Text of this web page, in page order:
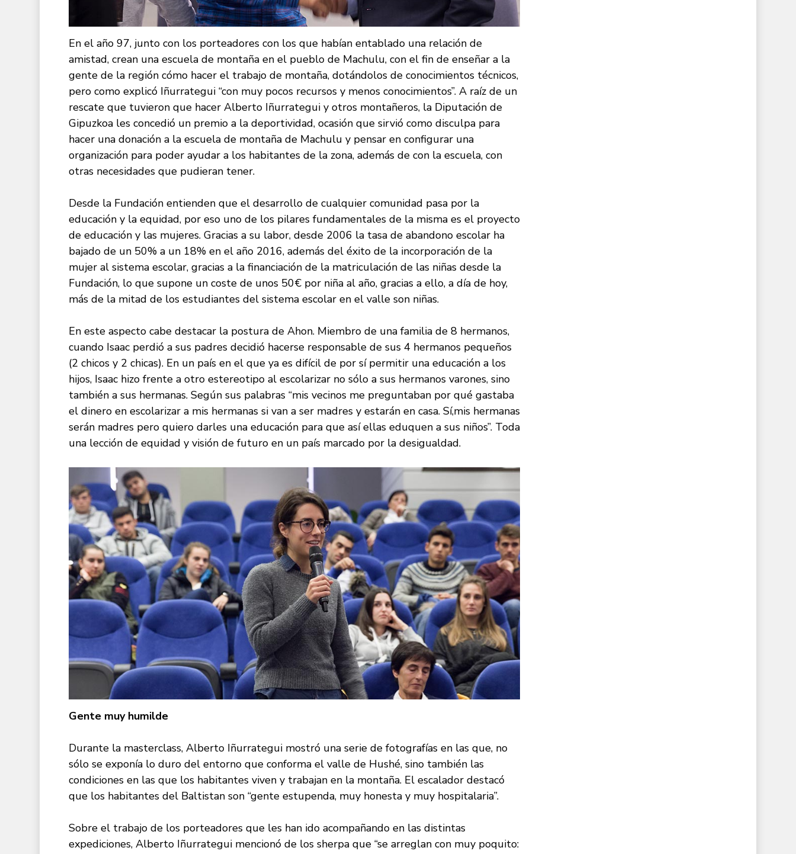
En el año 97, junto con los porteadores con los que habían entablado una relación de
amistad, crean una escuela de montaña en el pueblo de Machulu, con el fin de enseñar a la
gente de la región cómo hacer el trabajo de montaña, dotándolos de conocimientos técnicos,
pero como explicó Iñurrategui “con muy pocos recursos y menos conocimientos”. A raíz de un
rescate que tuvieron que hacer Alberto Iñurrategui y otros montañeros, la Diputación de
Gipuzkoa les concedió un premio a la deportividad, ocasión que sirvió como disculpa para
hacer una donación a la escuela de montaña de Machulu y pensar en configurar una
organización para poder ayudar a los habitantes de la zona, además de con la escuela, con
otras necesidades que pudieran tener.
Desde la Fundación entienden que el desarrollo de cualquier comunidad pasa por la
educación y la equidad, por eso uno de los pilares fundamentales de la misma es el proyecto
de educación y las mujeres. Gracias a su labor, desde 2006 la tasa de abandono escolar ha
bajado de un 50% a un 18% en el año 2016, además del éxito de la incorporación de la
mujer al sistema escolar, gracias a la financiación de la matriculación de las niñas desde la
Fundación, lo que supone un coste de unos 50€ por niña al año, gracias a ello, a día de hoy,
más de la mitad de los estudiantes del sistema escolar en el valle son niñas.
En este aspecto cabe destacar la postura de Ahon. Miembro de una familia de 8 hermanos,
cuando Isaac perdió a sus padres decidió hacerse responsable de sus 4 hermanos pequeños
(2 chicos y 2 chicas). En un país en el que ya es difícil de por sí permitir una educación a los
hijos, Isaac hizo frente a otro estereotipo al escolarizar no sólo a sus hermanos varones, sino
también a sus hermanas. Según sus palabras “mis vecinos me preguntaban por qué gastaba
el dinero en escolarizar a mis hermanas si van a ser madres y estarán en casa. Sí,mis hermanas
serán madres pero quiero darles una educación para que así ellas eduquen a sus niños”. Toda
una lección de equidad y visión de futuro en un país marcado por la desigualdad.
Gente muy humilde
Durante la masterclass, Alberto Iñurrategui mostró una serie de fotografías en las que, no
sólo se exponía lo duro del entorno que conforma el valle de Hushé, sino también las
condiciones en las que los habitantes viven y trabajan en la montaña. El escalador destacó
que los habitantes del Baltistan son “gente estupenda, muy honesta y muy hospitalaria”.
Sobre el trabajo de los porteadores que les han ido acompañando en las distintas
expediciones, Alberto Iñurrategui mencionó de los sherpa que “se arreglan con muy poquito: